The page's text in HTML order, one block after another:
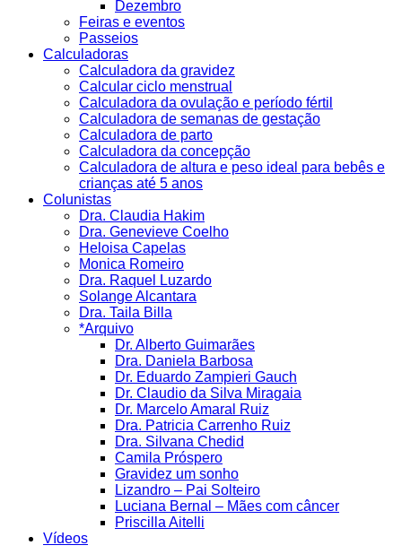
Dezembro
Feiras e eventos
Passeios
Calculadoras
Calculadora da gravidez
Calcular ciclo menstrual
Calculadora da ovulação e período fértil
Calculadora de semanas de gestação
Calculadora de parto
Calculadora da concepção
Calculadora de altura e peso ideal para bebês e
crianças até 5 anos
Colunistas
Dra. Claudia Hakim
Dra. Genevieve Coelho
Heloisa Capelas
Monica Romeiro
Dra. Raquel Luzardo
Solange Alcantara
Dra. Taila Billa
*Arquivo
Dr. Alberto Guimarães
Dra. Daniela Barbosa
Dr. Eduardo Zampieri Gauch
Dr. Claudio da Silva Miragaia
Dr. Marcelo Amaral Ruiz
Dra. Patricia Carrenho Ruiz
Dra. Silvana Chedid
Camila Próspero
Gravidez um sonho
Lizandro – Pai Solteiro
Luciana Bernal – Mães com câncer
Priscilla Aitelli
Vídeos